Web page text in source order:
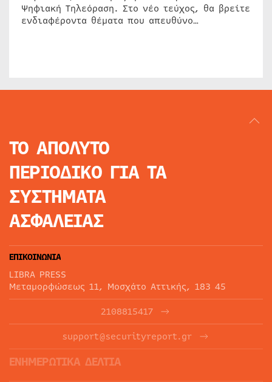
Ψηφιακή Τηλεόραση. Στο νέο τεύχος, θα βρείτε
ενδιαφέροντα θέματα που απευθύνο…
ΤΟ ΑΠΟΛΥΤΟ
ΠΕΡΙΟΔΙΚΟ ΓΙΑ ΤΑ
ΣΥΣΤΗΜΑΤΑ
ΑΣΦΑΛΕΙΑΣ
ΕΠΙΚΟΙΝΩΝΙΑ
LIBRA PRESS
Μεταμορφώσεως 11, Μοσχάτο Αττικής, 183 45
2108815417
support@securityreport.gr
ΕΝΗΜΕΡΩΤΙΚΑ ΔΕΛΤΙΑ